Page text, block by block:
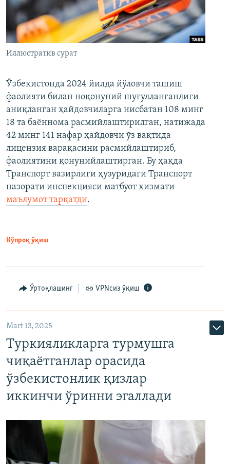
Иллюстратив сурат
Ўзбекистонда 2024 йилда йўловчи ташиш
фаолияти билан ноқонуний шуғулланганлиги
аниқланган ҳайдовчиларга нисбатан 108 минг
18 та баённома расмийлаштирилган, натижада
42 минг 141 нафар ҳайдовчи ўз вақтида
лицензия варақасини расмийлаштириб,
фаолиятини қонунийлаштирган. Бу ҳақда
Транспорт вазирлиги ҳузуридаги Транспорт
назорати инспекцияси матбуот хизмати
маълумот тарқатди.
Кўпроқ ўқиш
Ўртоқлашинг VPNсиз ўқиш
Mart 13, 2025
Туркияликларга турмушга
чиқаётганлар орасида
ўзбекистонлик қизлар
иккинчи ўринни эгаллади